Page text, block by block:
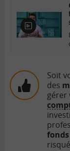
E
n
é
o
Soit
des
gérer